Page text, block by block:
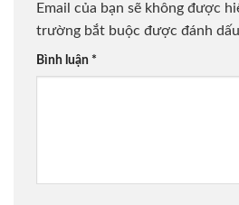
Email của bạn sẽ không được
trường bắt buộc được đánh dấu
Bình luận *